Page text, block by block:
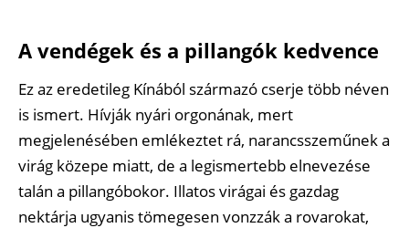
A vendégek és a pillangók kedvence
Ez az eredetileg Kínából származó cserje több néven
is ismert. Hívják nyári orgonának, mert
megjelenésében emlékeztet rá, narancsszeműnek a
virág közepe miatt, de a legismertebb elnevezése
talán a pillangóbokor. Illatos virágai és gazdag
nektárja ugyanis tömegesen vonzzák a rovarokat,